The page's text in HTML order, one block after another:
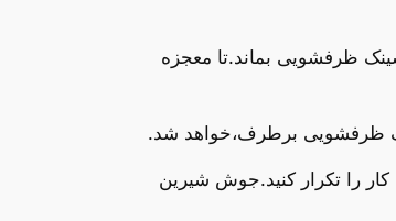
آن بریزید.وبه مدت 40دقیقه بگذارید.در لوله سینک ظرفشویی بماند.تا معجزه
همین کار را تکرار کنید.جوش شیرین